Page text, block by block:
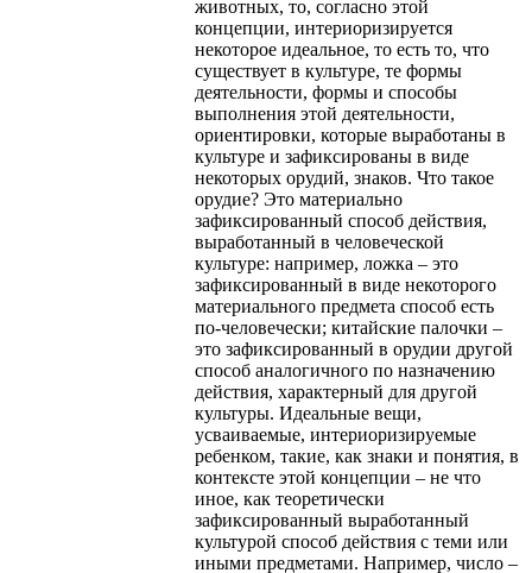
животных, то, согласно этой
концепции, интериоризируется
некоторое идеальное, то есть то, что
существует в культуре, те формы
деятельности, формы и способы
выполнения этой деятельности,
ориентировки, которые выработаны в
культуре и зафиксированы в виде
некоторых орудий, знаков. Что такое
орудие? Это материально
зафиксированный способ действия,
выработанный в человеческой
культуре: например, ложка – это
зафиксированный в виде некоторого
материального предмета способ есть
по-человечески; китайские палочки –
это зафиксированный в орудии другой
способ аналогичного по назначению
действия, характерный для другой
культуры. Идеальные вещи,
усваиваемые, интериоризируемые
ребенком, такие, как знаки и понятия, в
контексте этой концепции – не что
иное, как теоретически
зафиксированный выработанный
культурой способ действия с теми или
иными предметами. Например, число –